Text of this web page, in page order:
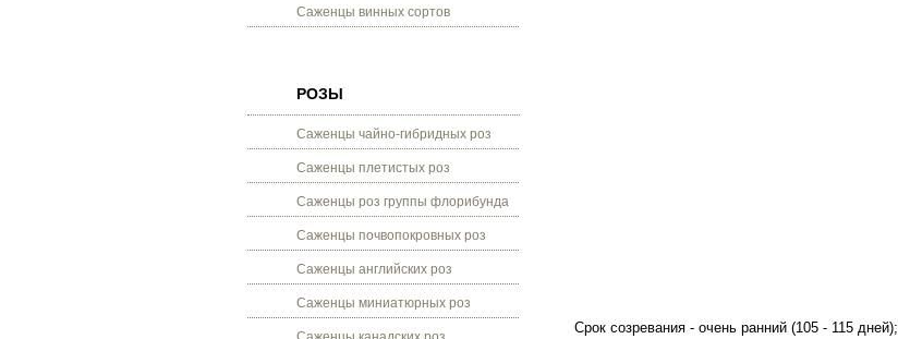
Саженцы винных сортов
РОЗЫ
Саженцы чайно-гибридных роз
Саженцы плетистых роз
Саженцы роз группы флорибунда
Саженцы почвопокровных роз
Саженцы английских роз
Саженцы миниатюрных роз
Срок созревания - очень ранний (105 - 115 дней);